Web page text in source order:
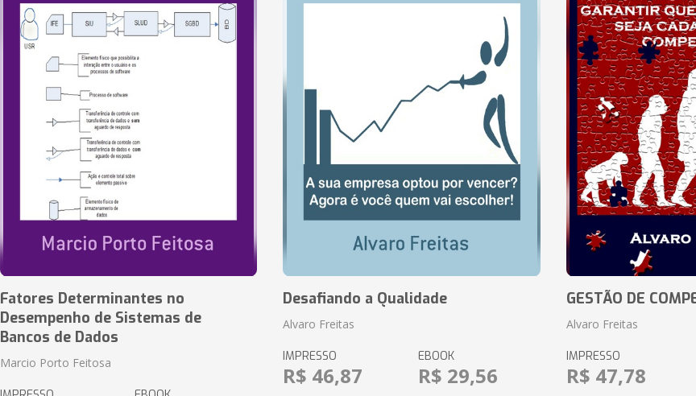
Fatores Determinantes no
Desempenho de Sistemas de
Bancos de Dados
Marcio Porto Feitosa
Desafiando a Qualidade
Alvaro Freitas
IMPRESSO
R$ 46,87
EBOOK
R$ 29,56
GESTÃO DE
Alvaro Freitas
IMPRESSO
R$ 47,78